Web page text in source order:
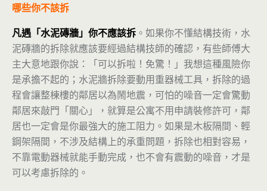
哪些你不該拆
凡遇「水泥磚牆」你不應該拆 。如果你不懂結構技術，水
泥磚牆的拆除就應該要經過結構技師的確認，有些師傅大
主大意地跟你說：「可以拆啦！免驚！」我想這種風險你
是承擔不起的；水泥牆拆除要動用重器械工具，拆除的過
程會讓整棟樓的鄰居以為鬧地震，可怕的噪音一定會驚動
鄰居來敲門「關心」，就算是公寓不用申請裝修許可，鄰
居也一定會是你最強大的施工阻力。如果是木板隔間、輕
鋼架隔間，不涉及結構上的承重問題，拆除也相對容易，
不靠電動器械就能手動完成，也不會有震動的噪音，才是
可以考慮拆除的。